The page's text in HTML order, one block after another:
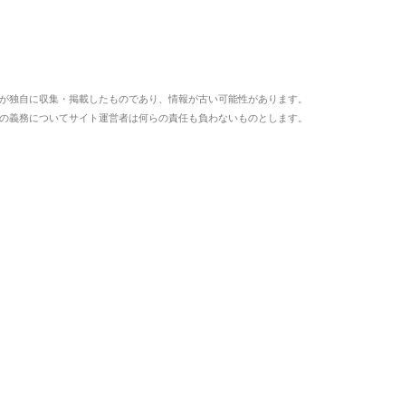
独自に収集・掲載したものであり、情報が古い可能性があります。
務についてサイト運営者は何らの責任も負わないものとします。